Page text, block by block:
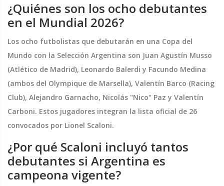
¿Quiénes son los ocho debutantes
en el Mundial 2026?
Los ocho futbolistas que debutarán en una Copa del
Mundo con la Selección Argentina son Juan Agustín Musso
(Atlético de Madrid), Leonardo Balerdi y Facundo Medina
(ambos del Olympique de Marsella), Valentín Barco (Racing
Club), Alejandro Garnacho, Nicolás "Nico" Paz y Valentín
Carboni. Estos jugadores integran la lista oficial de 26
convocados por Lionel Scaloni.
¿Por qué Scaloni incluyó tantos
debutantes si Argentina es
campeona vigente?